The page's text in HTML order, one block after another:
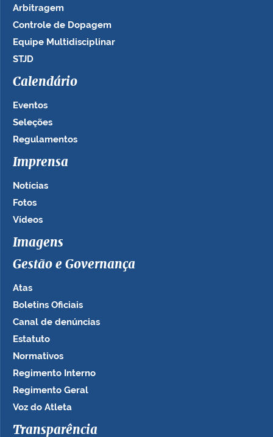
Arbitragem
Controle de Dopagem
Equipe Multidisciplinar
STJD
Calendário
Eventos
Seleções
Regulamentos
Imprensa
Notícias
Fotos
Vídeos
Imagens
Gestão e Governança
Atas
Boletins Oficiais
Canal de denúncias
Estatuto
Normativos
Regimento Interno
Regimento Geral
Voz do Atleta
Transparência